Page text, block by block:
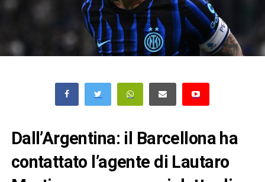
Dall’Argentina: il Barcellona ha
contattato l’agente di Lautaro